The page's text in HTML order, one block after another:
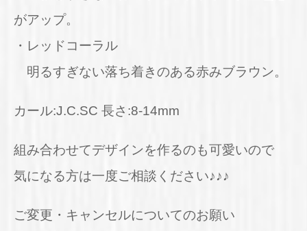
がアップ。
・レッドコーラル
明るすぎない落ち着きのある赤みブラウン。
カール:J.C.SC 長さ:8-14mm
組み合わせてデザインを作るのも可愛いので
気になる方は一度ご相談ください♪♪♪
ご変更・キャンセルについてのお願い